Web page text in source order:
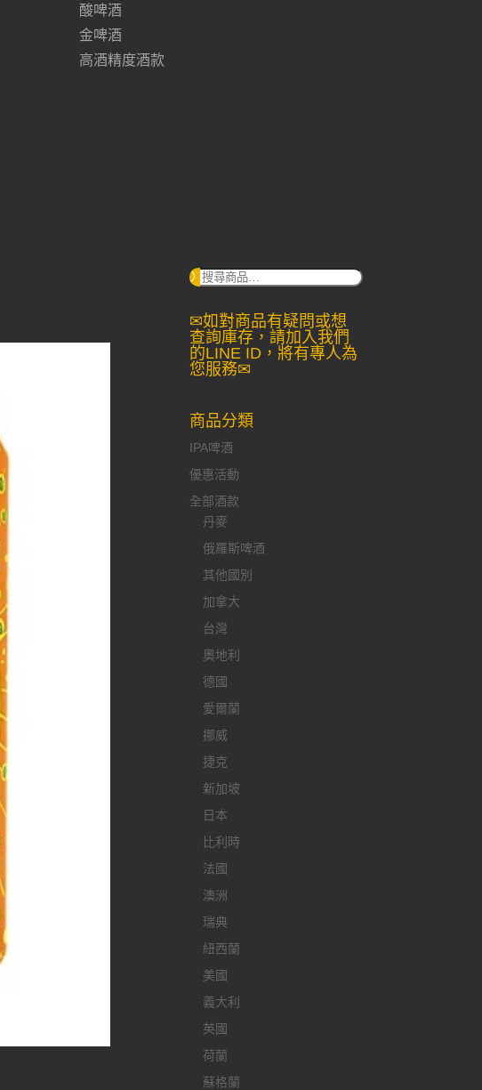
酸啤酒
金啤酒
高酒精度酒款
搜
✉如對商品有疑問或想
查詢庫存，請加入我們
的LINE ID，將有專人為
您服務✉
商品分類
IPA啤酒
優惠活動
全部酒款
丹麥
俄羅斯啤酒
其他國別
加拿大
台灣
奧地利
德國
愛爾蘭
挪威
捷克
新加坡
日本
比利時
法國
澳洲
瑞典
紐西蘭
美國
義大利
英國
荷蘭
蘇格蘭